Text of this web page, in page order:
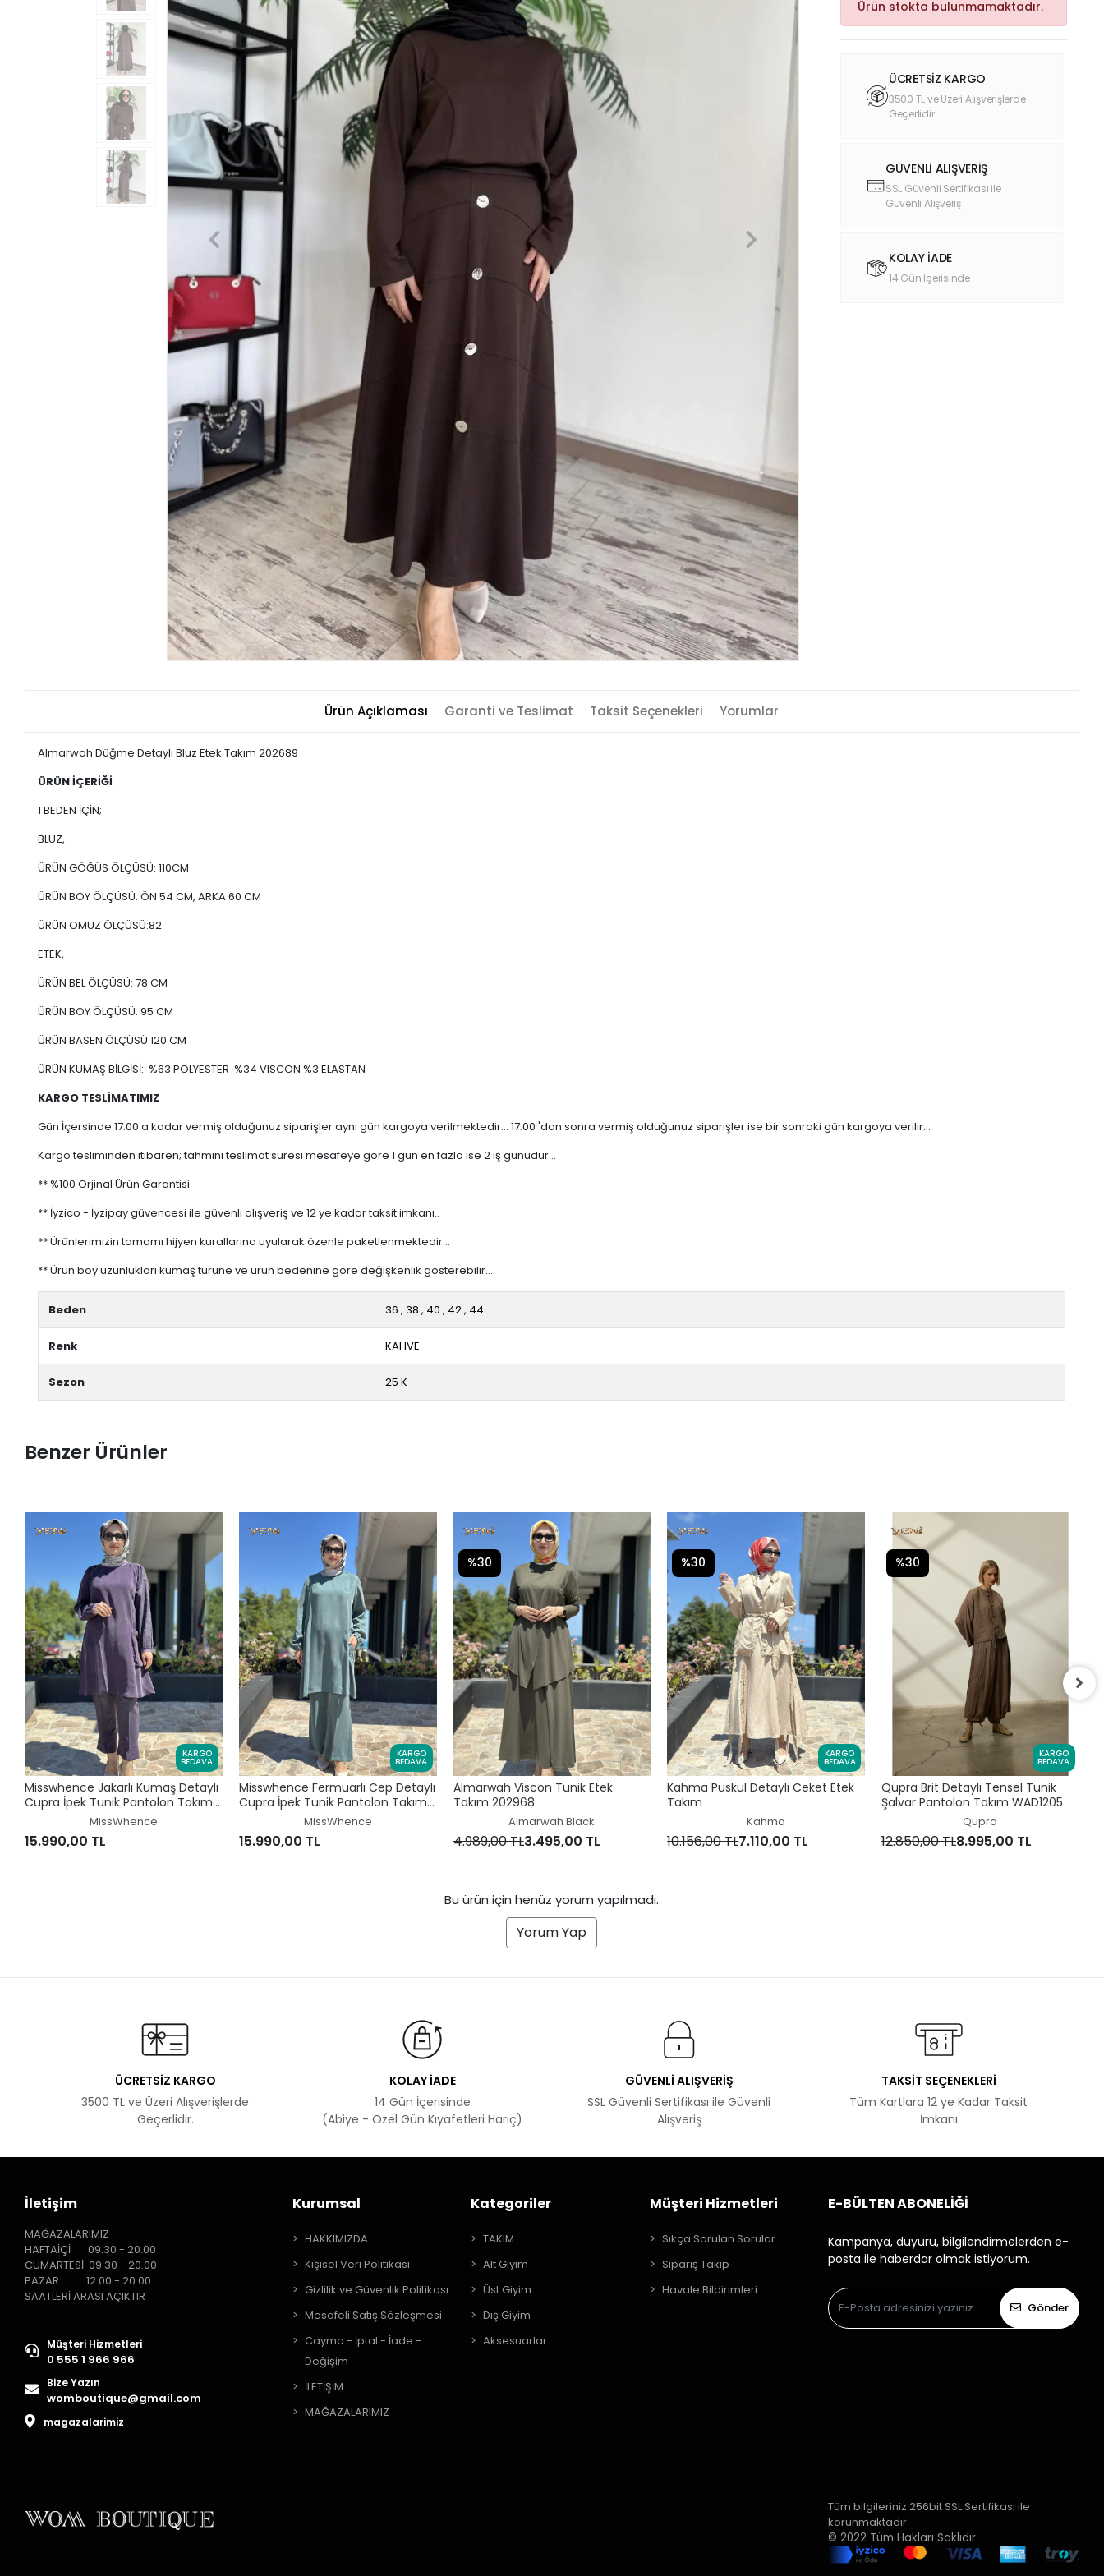
Ürün stokta bulunmamaktadır.
ÜCRETSİZ KARGO
3500 TL ve Üzeri Alışverişlerde
Geçerlidir.
GÜVENLİ ALIŞVERİŞ
SSL Güvenli Sertifikası ile
Güvenli Alışveriş
KOLAY İADE
14 Gün İçerisinde
Ürün Açıklaması Garanti ve Teslimat Taksit Seçenekleri Yorumlar
Almarwah Düğme Detaylı Bluz Etek Takım 202689
ÜRÜN İÇERİĞİ
1 BEDEN İÇİN;
BLUZ,
ÜRÜN GÖĞÜS ÖLÇÜSÜ: 110CM
ÜRÜN BOY ÖLÇÜSÜ: ÖN 54 CM, ARKA 60 CM
ÜRÜN OMUZ ÖLÇÜSÜ:82
ETEK,
ÜRÜN BEL ÖLÇÜSÜ: 78 CM
ÜRÜN BOY ÖLÇÜSÜ: 95 CM
ÜRÜN BASEN ÖLÇÜSÜ:120 CM
ÜRÜN KUMAŞ BİLGİSİ: %63 POLYESTER %34 VISCON %3 ELASTAN
KARGO TESLİMATIMIZ
Gün İçersinde 17.00 a kadar vermiş olduğunuz siparişler aynı gün kargoya verilmektedir... 17.00 'dan sonra vermiş olduğunuz siparişler ise bir sonraki gün kargoya verilir...
Kargo tesliminden itibaren; tahmini teslimat süresi mesafeye göre 1 gün en fazla ise 2 iş günüdür...
** %100 Orjinal Ürün Garantisi
** İyzico - İyzipay güvencesi ile güvenli alışveriş ve 12 ye kadar taksit imkanı..
** Ürünlerimizin tamamı hijyen kurallarına uyularak özenle paketlenmektedir...
** Ürün boy uzunlukları kumaş türüne ve ürün bedenine göre değişkenlik gösterebilir...
Beden 36 ,38 , 40 , 42, 44
Renk KAHVE
Sezon 25 K
Benzer Ürünler
KARGO
BEDAVA
Misswhence Jakarlı Kumaş Detaylı
Cupra İpek Tunik Pantolon Takım
MissWhence
15.990,00 TL
KARGO
BEDAVA
Misswhence Fermuarlı Cep Detaylı
Cupra İpek Tunik Pantolon Takım
MissWhence
15.990,00 TL
Almarwah Viscon Tunik Etek
Takım 202968
Almarwah Black
4.989,00 TL3.495,00 TL
%30
KARGO
BEDAVA
Kahma Püskül Detaylı Ceket Etek
Takım
Kahma
10.156,00 TL7.110,00 TL
%30
KARGO
BEDAVA
Qupra Brit Detaylı Tensel Tunik
Şalvar Pantolon Takım WAD1205
Qupra
12.850,00 TL8.995,00 TL
%30
Bu ürün için henüz yorum yapılmadı.
Yorum Yap
ÜCRETSİZ KARGO
3500 TL ve Üzeri Alışverişlerde
Geçerlidir.
KOLAY İADE
14 Gün İçerisinde
(Abiye - Özel Gün Kıyafetleri Hariç)
GÜVENLİ ALIŞVERİŞ
SSL Güvenli Sertifikası ile Güvenli
Alışveriş
TAKSİT SEÇENEKLERİ
Tüm Kartlara 12 ye Kadar Taksit
İmkanı
İletişim
MAĞAZALARIMIZ
HAFTAİÇİ 09.30 - 20.00
CUMARTESİ 09.30 - 20.00
PAZAR 12.00 - 20.00
SAATLERİ ARASI AÇIKTIR
Müşteri Hizmetleri
0 555 1 966 966
Bize Yazın
womboutique@gmail.com
magazalarimiz
Kurumsal
HAKKIMIZDA
Kişisel Veri Politikası
Gizlilik ve Güvenlik Politikası
Mesafeli Satış Sözleşmesi
Cayma - İptal - İade -
Değişim
İLETİŞİM
MAĞAZALARIMIZ
Kategoriler
TAKIM
Alt Giyim
Üst Giyim
Dış Giyim
Aksesuarlar
Müşteri Hizmetleri
Sıkça Sorulan Sorular
Sipariş Takip
Havale Bildirimleri
E-BÜLTEN ABONELİĞİ
Kampanya, duyuru, bilgilendirmelerden e-
posta ile haberdar olmak istiyorum.
Gönder
Tüm bilgileriniz 256bit SSL Sertifikası ile
korunmaktadır.
© 2022 Tüm Hakları Saklıdır